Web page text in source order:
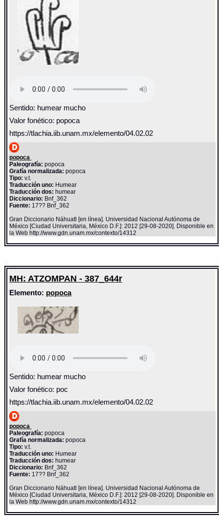
Sentido: humear mucho
Valor fonético: popoca
https://tlachia.iib.unam.mx/elemento/04.02.02
popoca
Paleografía: popoca
Grafía normalizada: popoca
Tipo: v.t.
Traducción uno: Humear
Traducción dos: humear
Diccionario: Bnf_362
Fuente: 17?? Bnf_362
Gran Diccionario Náhuatl [en línea]. Universidad Nacional Autónoma de
México [Ciudad Universitaria, México D.F.]: 2012 [29-08-2020]. Disponible en
la Web http://www.gdn.unam.mx/contexto/14312
MH: ATZOMPAN - 387_644r
Elemento: popoca
Sentido: humear mucho
Valor fonético: poc
https://tlachia.iib.unam.mx/elemento/04.02.02
popoca
Paleografía: popoca
Grafía normalizada: popoca
Tipo: v.t.
Traducción uno: Humear
Traducción dos: humear
Diccionario: Bnf_362
Fuente: 17?? Bnf_362
Gran Diccionario Náhuatl [en línea]. Universidad Nacional Autónoma de
México [Ciudad Universitaria, México D.F.]: 2012 [29-08-2020]. Disponible en
la Web http://www.gdn.unam.mx/contexto/14312